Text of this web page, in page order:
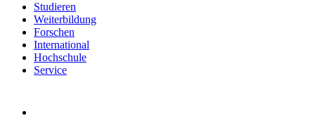
Studieren
Weiterbildung
Forschen
International
Hochschule
Service